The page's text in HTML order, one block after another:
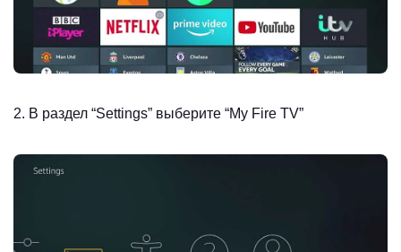
2. В раздел “Settings” выберите “My Fire TV”